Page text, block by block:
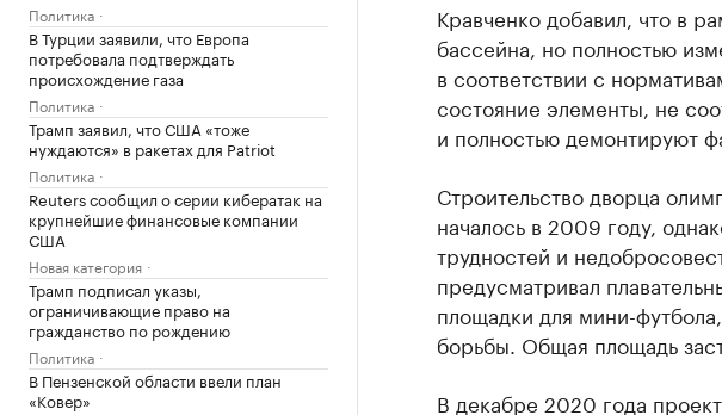
Политика
В Турции заявили, что Европа
потребовала подтверждать
происхождение газа
Политика
Трамп заявил, что США «тоже
нуждаются» в ракетах для Patriot
Политика
Reuters сообщил о серии кибератак на
крупнейшие финансовые компании
США
Новая категория
Трамп подписал указы,
ограничивающие право на
гражданство по рождению
Политика
В Пензенской области ввели план
«Ковер»
Кравченко добавил, что в
бассейна, но полностью
в соответствии с
состояние элементы, не
и полностью демонтируют
Строительство дворца
началось в 2009 году,
трудностей и
предусматривал
площадки для мини-
борьбы. Общая площадь
В декабре 2020 года